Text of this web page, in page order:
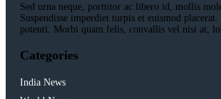
Sed urna neque, porttitor ac libero id, mollis
Suspendisse imperdiet turpis et euismod placerat.
potenti. Morbi quam felis, convallis vel nisi at,
Categories
India News